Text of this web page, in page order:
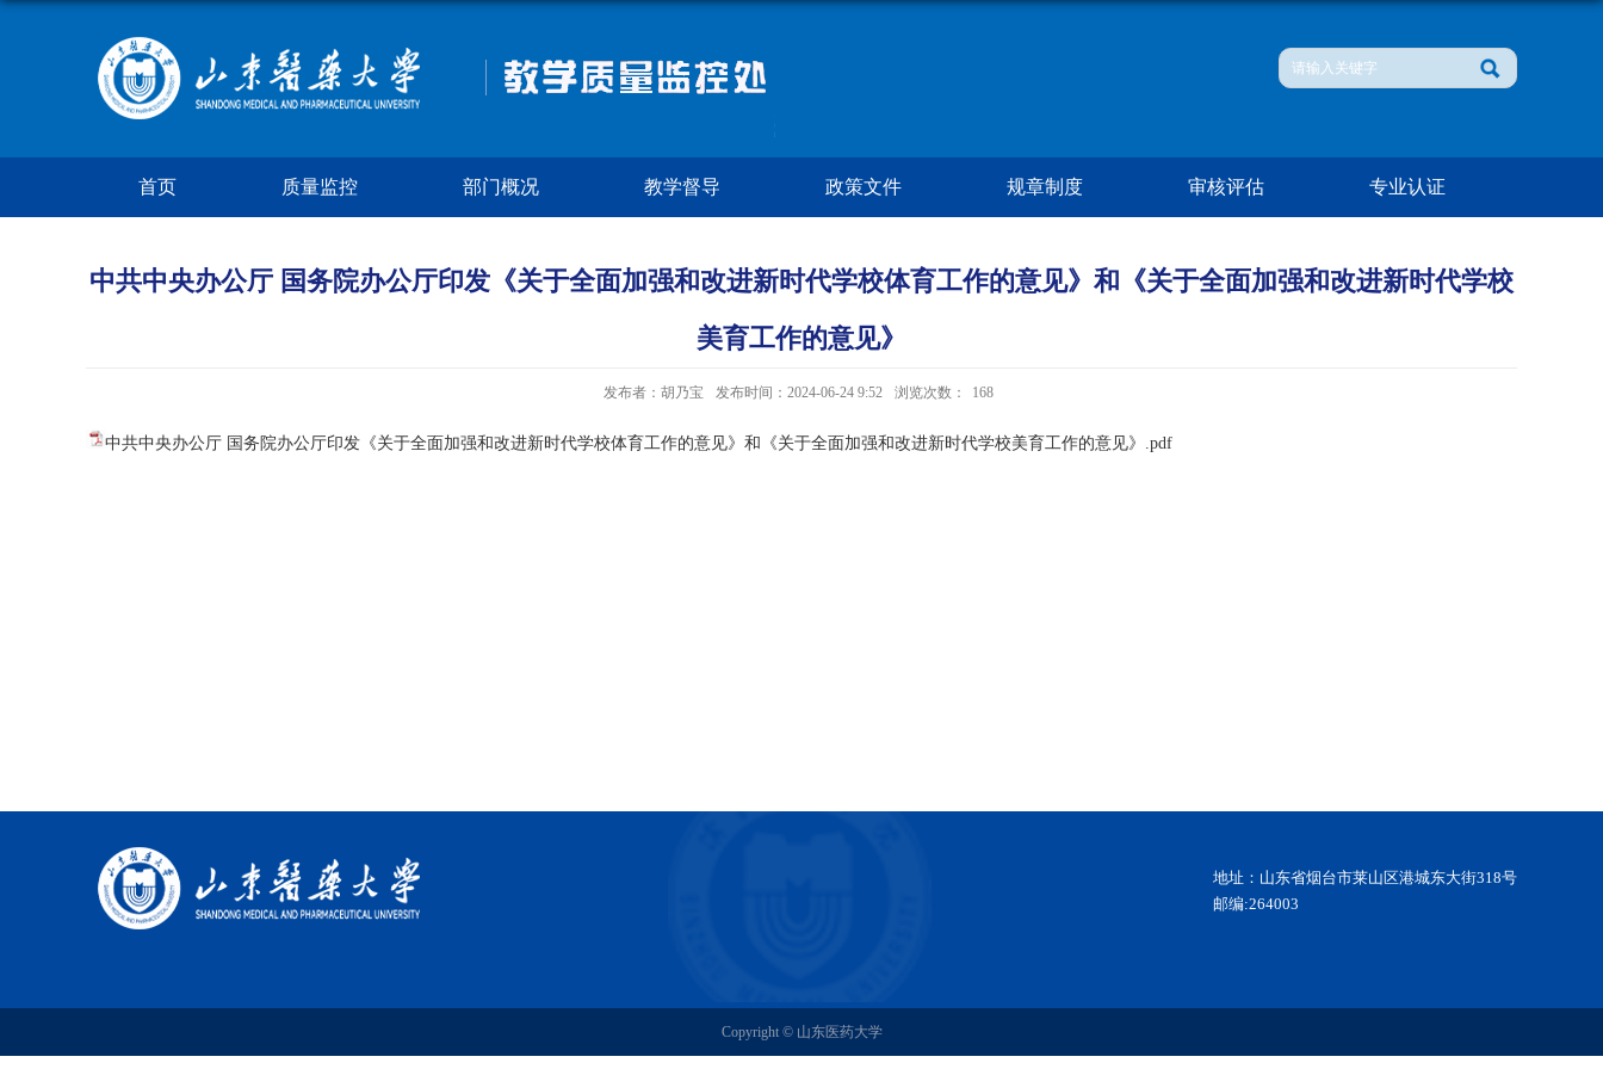
首页 质量监控 部门概况 教学督导 政策文件 规章制度 审核评估 专业认证
中共中央办公厅 国务院办公厅印发《关于全面加强和改进新时代学校体育工作的意见》和《关于全面加强和改进新时代学校
美育工作的意见》
发布者：胡乃宝 发布时间：2024-06-24 9:52 浏览次数： 168
中共中央办公厅 国务院办公厅印发《关于全面加强和改进新时代学校体育工作的意见》和《关于全面加强和改进新时代学校美育工作的意见》.pdf
地址：山东省烟台市莱山区港城东大街318号
邮编:264003
Copyright © 山东医药大学